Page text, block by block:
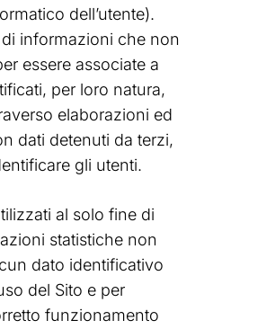
dell’utente).
informazioni che non
essere associate a
per loro natura,
elaborazioni ed
dati detenuti da terzi,
gli utenti.
al solo fine di
statistiche non
dato identificativo
del Sito e per
funzionamento